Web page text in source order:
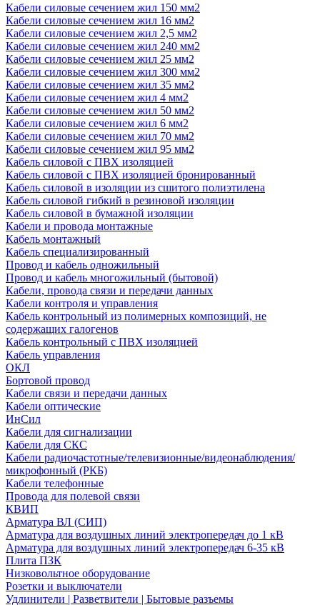
Кабели силовые сечением жил 150 мм2
Кабели силовые сечением жил 16 мм2
Кабели силовые сечением жил 2,5 мм2
Кабели силовые сечением жил 240 мм2
Кабели силовые сечением жил 25 мм2
Кабели силовые сечением жил 300 мм2
Кабели силовые сечением жил 35 мм2
Кабели силовые сечением жил 4 мм2
Кабели силовые сечением жил 50 мм2
Кабели силовые сечением жил 6 мм2
Кабели силовые сечением жил 70 мм2
Кабели силовые сечением жил 95 мм2
Кабель силовой с ПВХ изоляцией
Кабель силовой с ПВХ изоляцией бронированный
Кабель силовой в изоляции из сшитого полиэтилена
Кабель силовой гибкий в резиновой изоляции
Кабель силовой в бумажной изоляции
Кабели и провода монтажные
Кабель монтажный
Кабель специализированный
Провод и кабель одножильный
Провод и кабель многожильный (бытовой)
Кабели, провода связи и передачи данных
Кабели контроля и управления
Кабель контрольный из полимерных композиций, не
содержащих галогенов
Кабель контрольный с ПВХ изоляцией
Кабель управления
ОКЛ
Бортовой провод
Кабели связи и передачи данных
Кабели оптические
ИнСил
Кабели для сигнализации
Кабели для СКС
Кабели радиочастотные/телевизионные/видеонаблюдения/
микрофонный (РКБ)
Кабели телефонные
Провода для полевой связи
КВИП
Арматура ВЛ (СИП)
Арматура для воздушных линий электропередач до 1 кВ
Арматура для воздушных линий электропередач 6-35 кВ
Плита ПЗК
Низковольтное оборудование
Розетки и выключатели
Удлинители | Разветвители | Бытовые разъемы